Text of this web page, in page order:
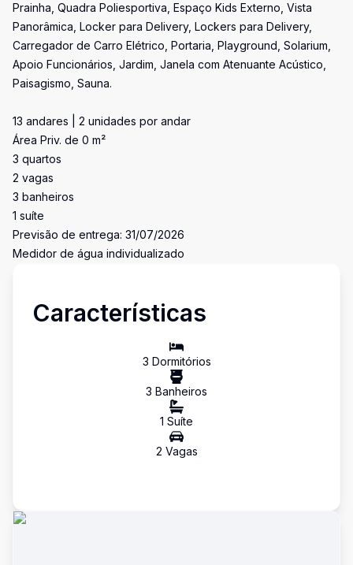
Prainha, Quadra Poliesportiva, Espaço Kids Externo, Vista
Panorâmica, Locker para Delivery, Lockers para Delivery,
Carregador de Carro Elétrico, Portaria, Playground, Solarium,
Apoio Funcionários, Jardim, Janela com Atenuante Acústico,
Paisagismo, Sauna.
13 andares | 2 unidades por andar
Área Priv. de 0 m²
3 quartos
2 vagas
3 banheiros
1 suíte
Previsão de entrega: 31/07/2026
Medidor de água individualizado
Características
3 Dormitórios
3 Banheiros
1 Suíte
2 Vagas